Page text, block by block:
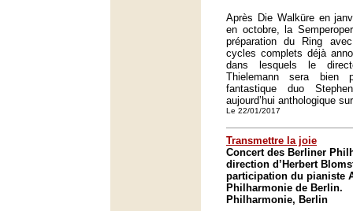
Après Die Walküre en
en octobre, la
préparation du Ring
cycles complets déjà
dans lesquels le
Thielemann sera bien
fantastique duo
aujourd’hui anthologique
Le 22/01/2017
Transmettre la joie
Concert des Berliner
direction d’Herbert
participation du pianiste
Philharmonie de Berlin.
Philharmonie, Berlin